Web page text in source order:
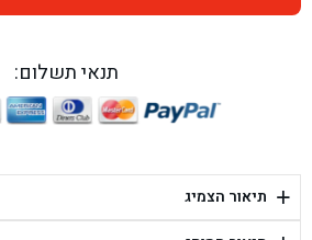
בן גל - היובלים 26, הוד השרון - הוד השרון
בן גל - יפת 88, תל אביב יפו - תל אביב
תנאי תשלום:
+ תיאור הצמיג